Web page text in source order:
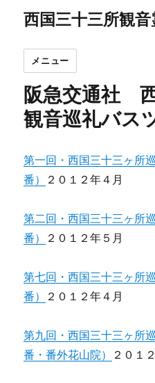
西国三十三所観
メニュー
阪急交通社
観音巡礼バス
第一回・西国三十三ヶ所
番）
２０１２年４月
第二回・西国三十三ヶ所
番）
２０１２年５月
第七回・西国三十三ヶ所
番）
２０１２年４月
第九回・西国三十三ヶ所
番・番外花山院）
２０１